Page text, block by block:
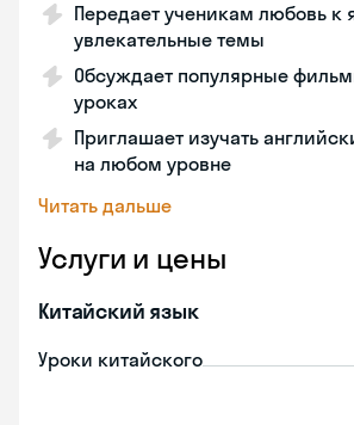
Передает ученикам любовь к
увлекательные темы
Обсуждает популярные
уроках
Приглашает изучать
на любом уровне
Читать дальше
Услуги и цены
Китайский язык
Уроки китайского